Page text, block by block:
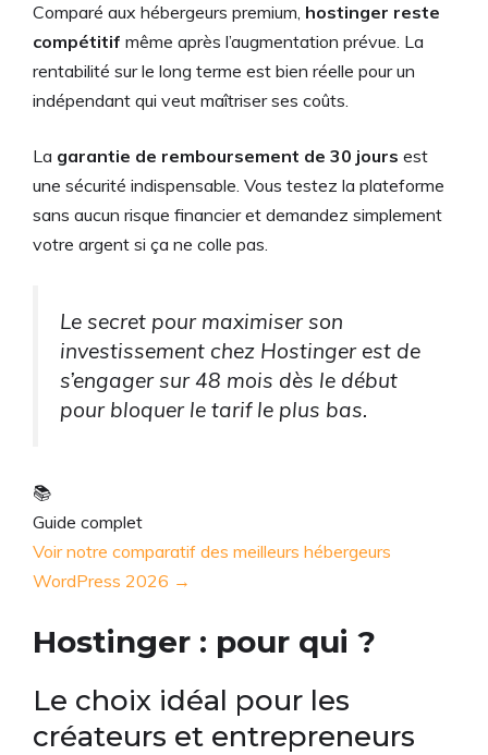
Comparé aux hébergeurs premium, hostinger reste
compétitif même après l’augmentation prévue. La
rentabilité sur le long terme est bien réelle pour un
indépendant qui veut maîtriser ses coûts.
La garantie de remboursement de 30 jours est
une sécurité indispensable. Vous testez la plateforme
sans aucun risque financier et demandez simplement
votre argent si ça ne colle pas.
Le secret pour maximiser son
investissement chez Hostinger est de
s’engager sur 48 mois dès le début
pour bloquer le tarif le plus bas.
📚
Guide complet
Voir notre comparatif des meilleurs hébergeurs
WordPress 2026 →
Hostinger : pour qui ?
Le choix idéal pour les
créateurs et entrepreneurs